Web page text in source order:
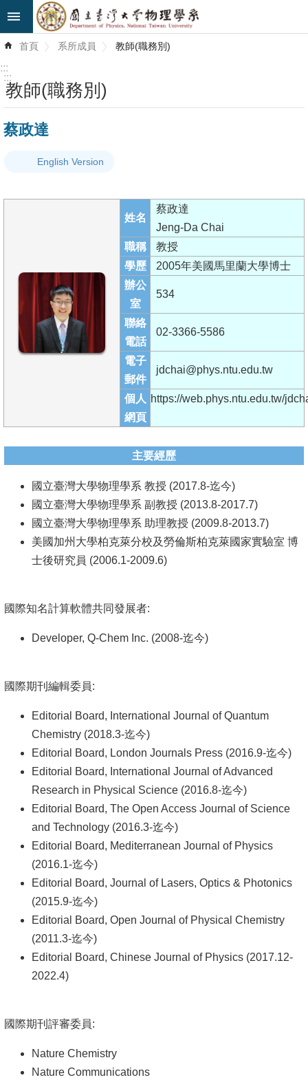
跳到主要內容區塊
階
最
新
系
成
員
及
課
程
務
系
會
回
頁
臺
站
導
首頁 系所成員 教師(職務別)
:::
:::
教師(職務別)
蔡政達
English Version
姓名
蔡政達
Jeng-Da Chai
職稱
教授
學歷
2005年美國馬里蘭大學博士
辦公
室
534
聯絡
電話
02-3366-5586
電子
郵件
jdchai@phys.ntu.edu.tw
個人
網頁
https://web.phys.ntu.edu.tw/
主要經歷
國立臺灣大學物理學系 教授 (2017.8-迄今)
國立臺灣大學物理學系 副教授 (2013.8-2017.7)
國立臺灣大學物理學系 助理教授 (2009.8-2013.7)
美國加州大學柏克萊分校及勞倫斯柏克萊國家實驗室 博
士後研究員 (2006.1-2009.6)
國際知名計算軟體共同發展者:
Developer, Q-Chem Inc. (2008-迄今)
國際期刊編輯委員:
Editorial Board, International Journal of Quantum
Chemistry (2018.3-迄今)
Editorial Board, London Journals Press (2016.9-迄今)
Editorial Board, International Journal of Advanced
Research in Physical Science (2016.8-迄今)
Editorial Board, The Open Access Journal of Science
and Technology (2016.3-迄今)
Editorial Board, Mediterranean Journal of Physics
(2016.1-迄今)
Editorial Board, Journal of Lasers, Optics & Photonics
(2015.9-迄今)
Editorial Board, Open Journal of Physical Chemistry
(2011.3-迄今)
Editorial Board, Chinese Journal of Physics (2017.12-
2022.4)
國際期刊評審委員:
Nature Chemistry
Nature Communications